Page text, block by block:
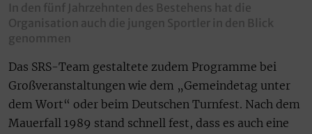
In den fünf Jahrzehnten des Bestehens hat die
Organisation auch die jungen Sportler in den Blick
genommen
Das SRS-Team gestaltete zudem Programme bei
Großveranstaltungen wie dem „Gemeindetag unter
dem Wort“ oder beim Deutschen Turnfest. Nach dem
Mauerfall 1989 stand schnell fest, dass es auch eine